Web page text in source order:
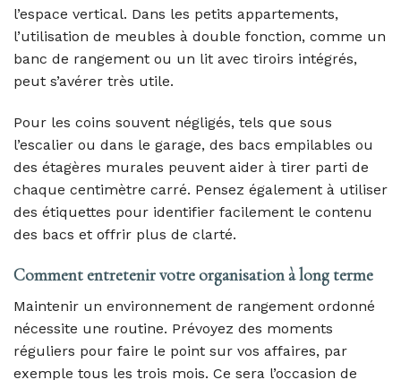
l’espace vertical. Dans les petits appartements,
l’utilisation de meubles à double fonction, comme un
banc de rangement ou un lit avec tiroirs intégrés,
peut s’avérer très utile.
Pour les coins souvent négligés, tels que sous
l’escalier ou dans le garage, des bacs empilables ou
des étagères murales peuvent aider à tirer parti de
chaque centimètre carré. Pensez également à utiliser
des étiquettes pour identifier facilement le contenu
des bacs et offrir plus de clarté.
Comment entretenir votre organisation à long terme
Maintenir un environnement de rangement ordonné
nécessite une routine. Prévoyez des moments
réguliers pour faire le point sur vos affaires, par
exemple tous les trois mois. Ce sera l’occasion de